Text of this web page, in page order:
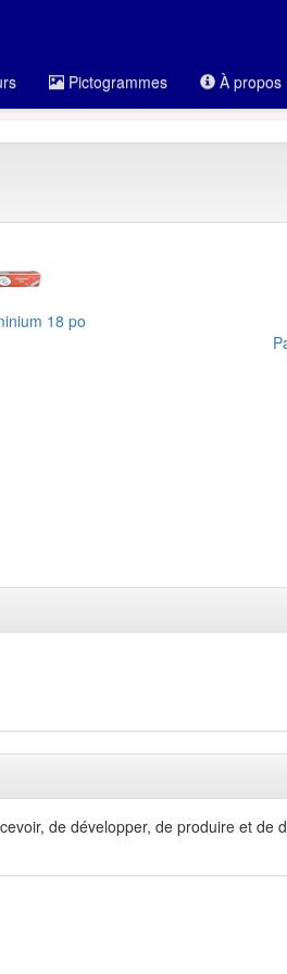
Pictogrammes À propos
18 po
de développer, de produire et